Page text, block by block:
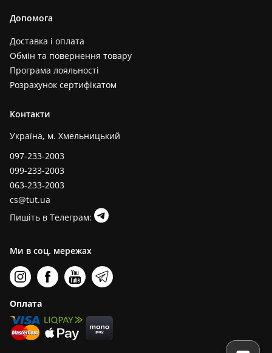
Допомога
Доставка і оплата
Обмін та повернення товару
Програма лояльності
Розрахунок сертифікатом
Контакти
Україна, м. Хмельницький
097-233-2003
099-233-2003
063-233-2003
cs@tut.ua
Пишіть в Телеграм:
Ми в соц. мережах
Оплата